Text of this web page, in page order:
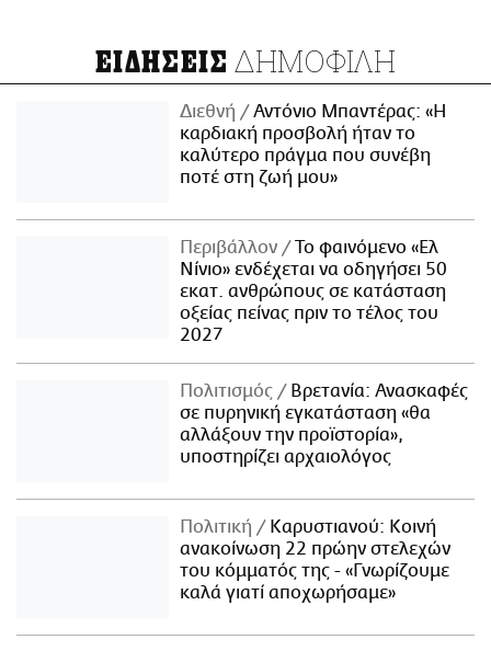
ΕΙΔΗΣΕΙΣ ΔΗΜΟΦΙΛΗ
Διεθνή
Αντόνιο Μπαντέρας: «Η
καρδιακή προσβολή ήταν το
καλύτερο πράγμα που συνέβη
ποτέ στη ζωή μου»
Περιβάλλον
Το φαινόμενο «Ελ
Νίνιο» ενδέχεται να οδηγήσει 50
εκατ. ανθρώπους σε κατάσταση
οξείας πείνας πριν το τέλος του
2027
Πολιτισμός
Βρετανία: Ανασκαφές
σε πυρηνική εγκατάσταση «θα
αλλάξουν την προϊστορία»,
υποστηρίζει αρχαιολόγος
Πολιτική
Καρυστιανού: Κοινή
ανακοίνωση 22 πρώην στελεχών
του κόμματός της - «Γνωρίζουμε
καλά γιατί αποχωρήσαμε»